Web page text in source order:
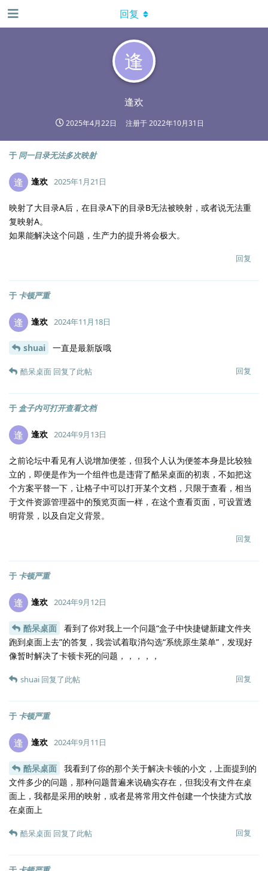
逢
逢欢
2025年4月22日 注册于2022年10月31日
回复
于 同一目录无法多次映射
逢 逢欢 2025年1月21日
映射了大目录A后，在目录A下的目录B无法被映射，或者说无法重
复映射A。
如果能解决这个问题，生产力的提升将会极大。
回复
于 卡顿严重
逢 逢欢 2024年11月18日
shuai 一直是最新版哦
回复
酷呆桌面 回复了此帖
于 盒子内可打开查看文档
逢 逢欢 2024年9月13日
之前论坛中看见有人说增加便签，但我个人认为便签本身是比较独
立的，即便是作为一个组件也是违背了酷呆桌面的初衷，不如把这
个方案平替一下，让格子中可以打开某个文档，只限于查看，相当
于文件资源管理器中的预览页面一样，在这个查看页面，可设置透
明背景，以及自定义背景。
回复
于 卡顿严重
逢 逢欢 2024年9月12日
酷呆桌面
看到了你对我上一个问题“盒子中快捷键新建文件夹
跑到桌面上去”的答复，我尝试着取消勾选“系统原生菜单”，发现好
像暂时解决了卡顿卡死的问题，，，，，
回复
shuai 回复了此帖
于 卡顿严重
逢 逢欢 2024年9月11日
酷呆桌面
我看到了你的那个关于解决卡顿的小文，上面提到的
文件多少的问题，那种问题普遍来说确实存在，但我没有文件在桌
面上，我都是采用的映射，或者是将常用文件创建一个快捷方式放
在桌面上
回复
酷呆桌面 回复了此帖